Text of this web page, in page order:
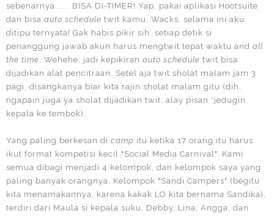
sebenarnya...... BISA DI-TIMER! Yap, pakai aplikasi Hootsuite
dan bisa auto schedule twit kamu. Wacks, selama ini aku
ditipu ternyata! Gak habis pikir sih, setiap detik si
penanggung jawab akun harus mengtwit tepat waktu and all
the time. Wehehe, jadi kepikiran auto schedule twit bisa
dijadikan alat pencitraan. Setel aja twit sholat malam jam 3
pagi, disangkanya biar kita rajin sholat malam gitu (dih,
ngapain juga ya sholat dijadikan twit, alay pisan *jedugin
kepala ke tembok).
Yang paling berkesan di camp itu ketika 17 orang itu harus
ikut format kompetisi kecil "Social Media Carnival". Kami
semua dibagi menjadi 4 kelompok, dan kelompok saya yang
paling banyak orangnya. Kelompok "Sandi Campers" (begitu
kita menamakannya, karena kakak LO kita bernama Sandika),
terdiri dari Maula si kepala suku, Debby, Lina, Angga, dan